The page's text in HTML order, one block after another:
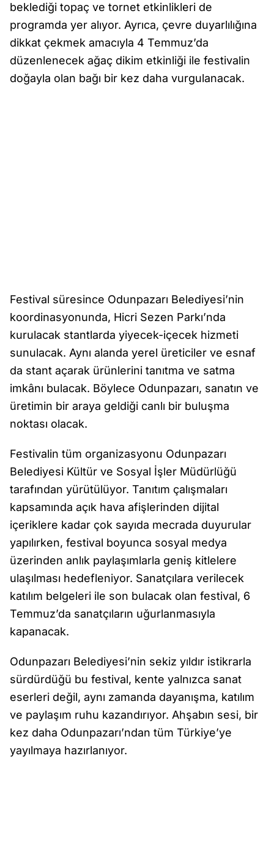
beklediği topaç ve tornet etkinlikleri de
programda yer alıyor. Ayrıca, çevre duyarlılığına
dikkat çekmek amacıyla 4 Temmuz’da
düzenlenecek ağaç dikim etkinliği ile festivalin
doğayla olan bağı bir kez daha vurgulanacak.
Festival süresince Odunpazarı Belediyesi’nin
koordinasyonunda, Hicri Sezen Parkı’nda
kurulacak stantlarda yiyecek-içecek hizmeti
sunulacak. Aynı alanda yerel üreticiler ve esnaf
da stant açarak ürünlerini tanıtma ve satma
imkânı bulacak. Böylece Odunpazarı, sanatın ve
üretimin bir araya geldiği canlı bir buluşma
noktası olacak.
Festivalin tüm organizasyonu Odunpazarı
Belediyesi Kültür ve Sosyal İşler Müdürlüğü
tarafından yürütülüyor. Tanıtım çalışmaları
kapsamında açık hava afişlerinden dijital
içeriklere kadar çok sayıda mecrada duyurular
yapılırken, festival boyunca sosyal medya
üzerinden anlık paylaşımlarla geniş kitlelere
ulaşılması hedefleniyor. Sanatçılara verilecek
katılım belgeleri ile son bulacak olan festival, 6
Temmuz’da sanatçıların uğurlanmasıyla
kapanacak.
Odunpazarı Belediyesi’nin sekiz yıldır istikrarla
sürdürdüğü bu festival, kente yalnızca sanat
eserleri değil, aynı zamanda dayanışma, katılım
ve paylaşım ruhu kazandırıyor. Ahşabın sesi, bir
kez daha Odunpazarı’ndan tüm Türkiye’ye
yayılmaya hazırlanıyor.